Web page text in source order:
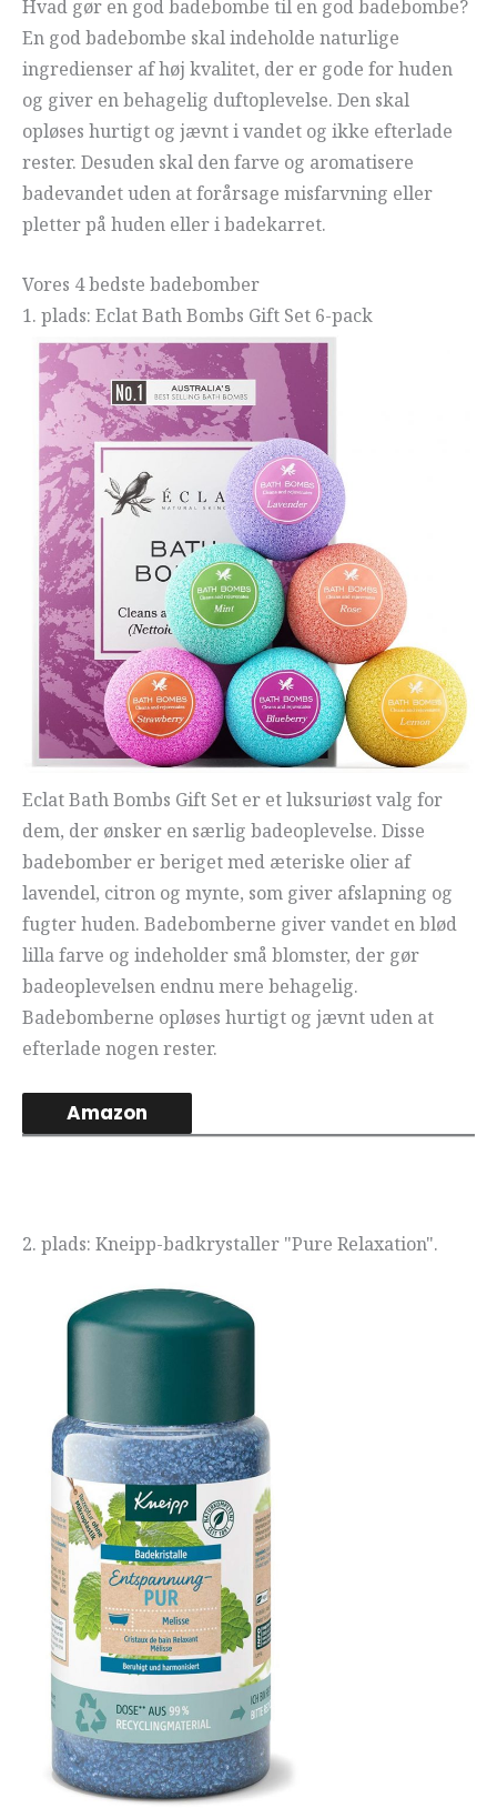
Hvad gør en god badebombe til en god badebombe?
En god badebombe skal indeholde naturlige
ingredienser af høj kvalitet, der er gode for huden
og giver en behagelig duftoplevelse. Den skal
opløses hurtigt og jævnt i vandet og ikke efterlade
rester. Desuden skal den farve og aromatisere
badevandet uden at forårsage misfarvning eller
pletter på huden eller i badekarret.
Vores 4 bedste badebomber
1. plads: Eclat Bath Bombs Gift Set 6-pack
Eclat Bath Bombs Gift Set er et luksuriøst valg for
dem, der ønsker en særlig badeoplevelse. Disse
badebomber er beriget med æteriske olier af
lavendel, citron og mynte, som giver afslapning og
fugter huden. Badebomberne giver vandet en blød
lilla farve og indeholder små blomster, der gør
badeoplevelsen endnu mere behagelig.
Badebomberne opløses hurtigt og jævnt uden at
efterlade nogen rester.
Amazon
2. plads: Kneipp-badkrystaller "Pure Relaxation".